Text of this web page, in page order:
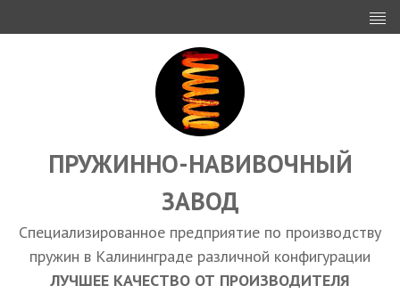
ИНВЕСТОРАМ
ПРОЕКТИРОВАНИЕ
ЭКСПОРТ
ЗАКУПКИ
КАЛЬКУЛЯТОР ПРУЖИН
Калининград
ПРУЖИННО-НАВИВОЧНЫЙ
ЗАВОД
Специализированное предприятие по производству
пружин в Калининграде различной конфигурации
ЛУЧШЕЕ КАЧЕСТВО ОТ ПРОИЗВОДИТЕЛЯ